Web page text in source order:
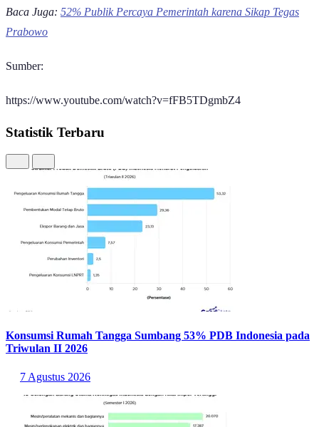
Baca Juga: 52% Publik Percaya Pemerintah karena Sikap Tegas
Prabowo
Sumber:
https://www.youtube.com/watch?v=fFB5TDgmbZ4
Statistik Terbaru
Konsumsi Rumah Tangga Sumbang 53% PDB Indonesia pada
Triwulan II 2026
7 Agustus 2026